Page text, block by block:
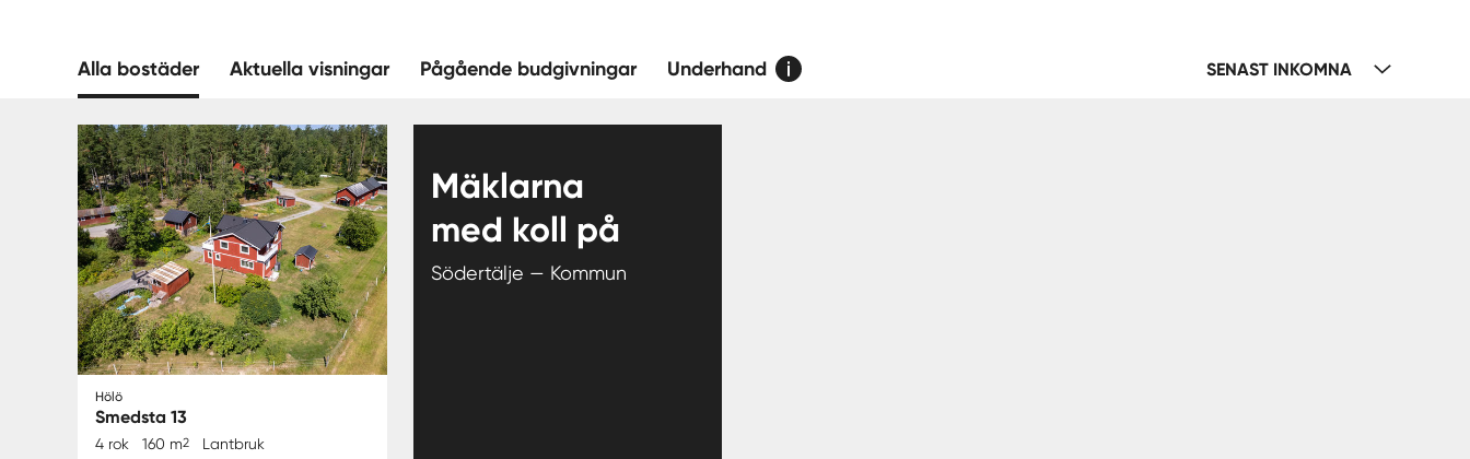
Alla bostäder Aktuella visningar Pågående budgivningar Underhand SENAST INKOMNA
Hölö
Smedsta 13
4 rok 160 m2 Lantbruk
Mäklarna
med koll på
Södertälje — Kommun